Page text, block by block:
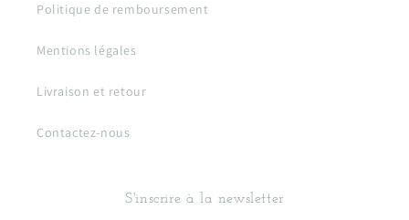
Politique de remboursement
Mentions légales
Livraison et retour
Contactez-nous
S'inscrire à la newsletter